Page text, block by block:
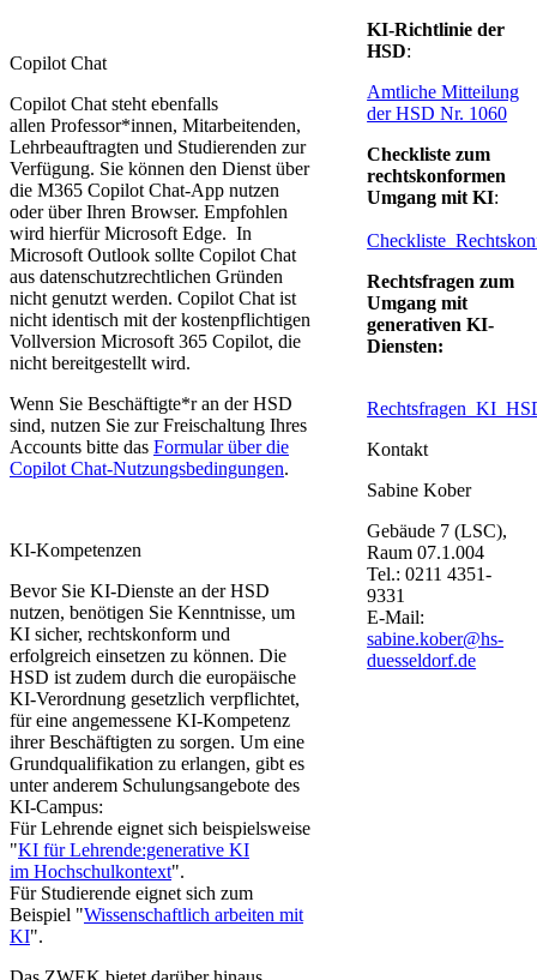
Copilot Chat
Copilot Chat steht ebenfalls
allen Professor*innen, Mitarbeitenden,
Lehrbeauftragten und Studierenden zur
Verfügung. Sie können den Dienst über
die M365 Copilot Chat-App nutzen
oder über Ihren Browser. Empfohlen
wird hierfür Microsoft Edge. In
Microsoft Outlook sollte Copilot Chat
aus datenschutzrechtlichen Gründen
nicht genutzt werden. Copilot Chat ist
nicht identisch mit der kostenpflichtigen
Vollversion Microsoft 365 Copilot, die
nicht bereitgestellt wird.
Wenn Sie Beschäftigte*r an der HSD
sind, nutzen Sie zur Freischaltung Ihres
Accounts bitte das Formular über die
Copilot Chat-Nutzungsbedingungen.
KI-Kompetenzen
Bevor Sie KI-Dienste an der HSD
nutzen, benötigen Sie Kenntnisse, um
KI sicher, rechtskonform und
erfolgreich einsetzen zu können. Die
HSD ist zudem durch die europäische
KI-Verordnung gesetzlich verpflichtet,
für eine angemessene KI-Kompetenz
ihrer Beschäftigten zu sorgen. Um eine
Grundqualifikation zu erlangen, gibt es
unter anderem Schulungsangebote des
KI-Campus:
Für Lehrende eignet sich beispielsweise
"KI für Lehrende:generative KI
im Hochschulkontext".
Für Studierende eignet sich zum
Beispiel "Wissenschaftlich arbeiten mit
KI".
KI-Richtlinie der
HSD:
Amtliche Mitteilung
der HSD Nr. 1060
Checkliste zum
rechtskonformen
Umgang mit KI:
Rechtsfragen zum
Umgang mit
generativen KI-
Diensten:
Kontakt
Sabine Kober
Gebäude 7 (LSC),
Raum 07.1.004
Tel.: 0211 4351-
9331
E-Mail:
sabine.kober@hs-
duesseldorf.de